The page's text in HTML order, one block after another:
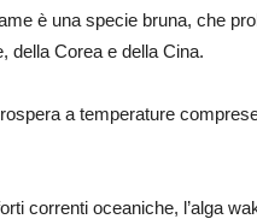
è una specie bruna, che
della Corea e della Cina.
a temperature
correnti oceaniche, l’alga